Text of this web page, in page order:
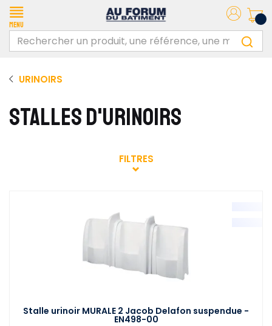
Menu
URINOIRS
STALLES D'URINOIRS
FILTRES
Stalle urinoir MURALE 2 Jacob Delafon suspendue -
EN498-00